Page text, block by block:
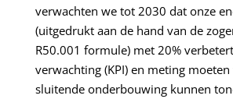
verwachten we tot 2030 dat onze
(uitgedrukt aan de hand van de
R50.001 formule) met 20%
verwachting (KPI) en meting moeten
sluitende onderbouwing kunnen